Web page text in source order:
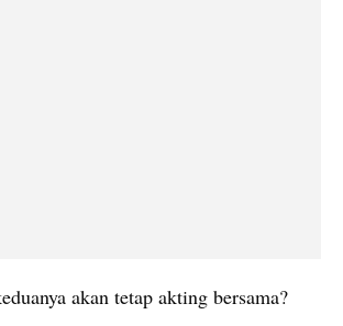
akan tetap akting bersama?